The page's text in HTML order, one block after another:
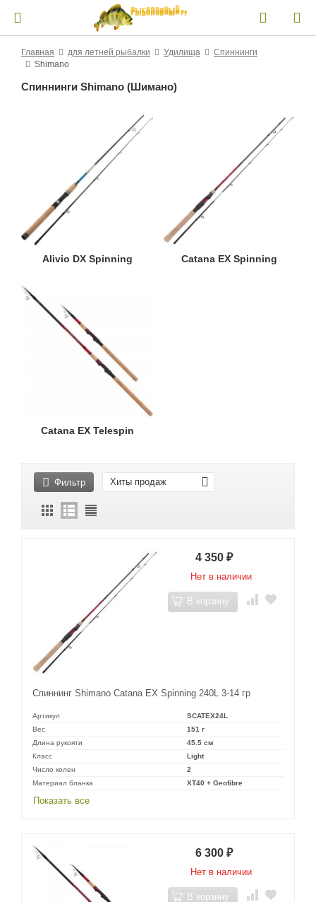
Главная для летней рыбалки Удилища
Спиннинги
Shimano
Спиннинги Shimano (Шимано)
Alivio DX Spinning Catana EX Spinning
Catana EX Telespin
Фильтр Хиты продаж
Спиннинг Shimano Catana EX Spinning 240L 3-14 гр
Артикул
SCATEX24L
Вес
151 г
Длина рукояти
45.5 см
Класс
Light
Число колен
2
Материал бланка
XT40 + Geofibre
Показать все
4 350 ₽
Нет в наличии
В корзину
6 300 ₽
Нет в наличии
В корзину